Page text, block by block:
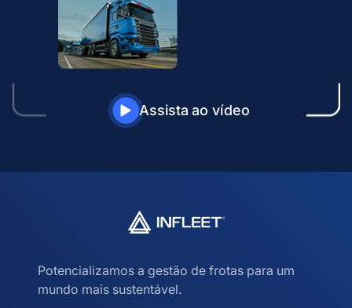
Assista ao vídeo
Potencializamos a gestão de frotas para um
mundo mais sustentável.